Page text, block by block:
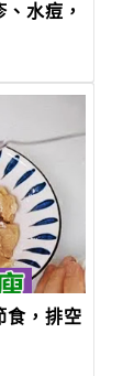
水痘，
食，排空